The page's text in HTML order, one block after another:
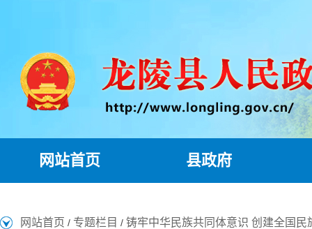
网站首页 县政府
网站首页 / 专题栏目 / 铸牢中华民族共同体意识 创建全国民